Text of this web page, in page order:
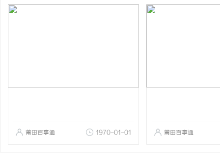
莆田百事通 1970-01-01 莆田百事通